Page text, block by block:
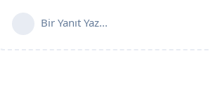
Bir Yanıt Yaz...